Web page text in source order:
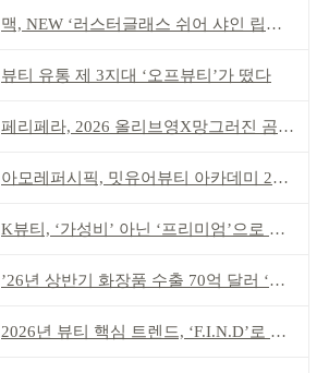
맥, NEW ‘러스터글래스 쉬어 샤인 립스틱’ 출시
뷰티 유통 제 3지대 ‘오프뷰티’가 떴다
페리페라, 2026 올리브영X망그러진 곰 콜라보
아모레퍼시픽, 밋유어뷰티 아카데미 2기 발대식
K뷰티, ‘가성비’ 아닌 ‘프리미엄’으로 승부걸어야
’26년 상반기 화장품 수출 70억 달러 ‘역대 최고’
2026년 뷰티 핵심 트렌드, ‘F.I.N.D’로 읽는다